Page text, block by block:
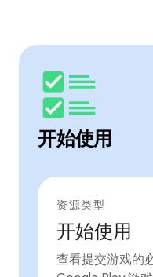
开始使用
资源类型
开始使用
查看提交游戏的